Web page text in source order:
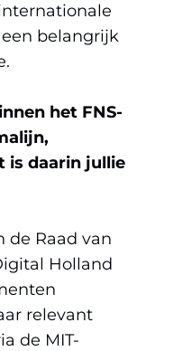
belangrijk
het FNS-
is daarin jullie
de Raad van
Holland
relevant
de MIT-